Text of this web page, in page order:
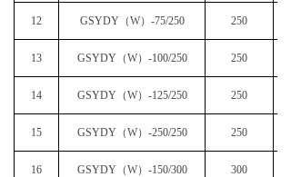
12 GSYDY（W）-75/250 250
13 GSYDY（W）-100/250 250
14 GSYDY（W）-125/250 250
15 GSYDY（W）-250/250 250
16 GSYDY（W）-150/300 300